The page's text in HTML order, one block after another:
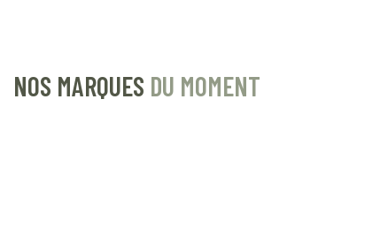
NOS MARQUES DU MOMENT